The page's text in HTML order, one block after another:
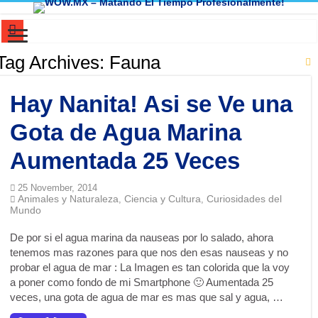
Mi cerebro resolvió un problema que yo ya había abandonado. ¿Y el tuyo?
100 Cosas Que Eran Normales (1980-2005) y Hoy Parecen Absurdas
El Primer THERIAN de la Historia…..No lo vas a creer!
Manifiesto del Humorista Funcional (Version Audio con mi voz y version
El Lenguaje de nuestra Cocina: ¿Huevos o Blanquillos?
🎧 Huevos con aceite : cómo Chihuahua aprendió inglés… sin saber inglés
La base de tu botella de refresco: La disputa legal que lo cambió todo
El Espectro del Héroe Invisible: Cuando la Esperanza Nace de la Nada
El Secreto de la Conciencia: Cuando los Recuerdos Pertenecen a Otros
Archives: Fauna
Hay Nanita! Asi se Ve una
Gota de Agua Marina
Aumentada 25 Veces
25 November, 2014
Animales y Naturaleza,Ciencia y Cultura,Curiosidades del
Mundo
De por si el agua marina da nauseas por lo salado, ahora
tenemos mas razones para que nos den esas nauseas y no
probar el agua de mar : La Imagen es tan colorida que la voy
a poner como fondo de mi Smartphone 🙂 Aumentada 25
veces, una gota de agua de mar es mas que sal y agua, …